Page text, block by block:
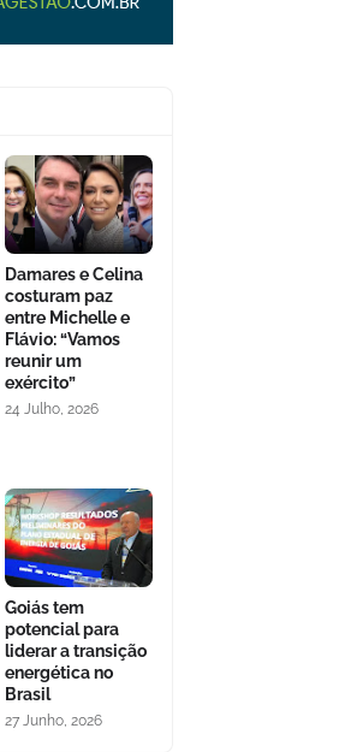
Damares e Celina
costuram paz
entre Michelle e
Flávio: “Vamos
reunir um
exército”
24 Julho, 2026
Goiás tem
potencial para
liderar a transição
energética no
Brasil
27 Junho, 2026